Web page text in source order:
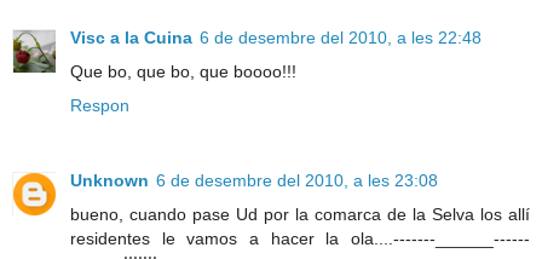
Visc a la Cuina 6 de desembre del 2010, a les 22:48
Que bo, que bo, que boooo!!!
Respon
Unknown 6 de desembre del 2010, a les 23:08
bueno, cuando pase Ud por la comarca de la Selva los allí
residentes le vamos a hacer la ola....-------______------